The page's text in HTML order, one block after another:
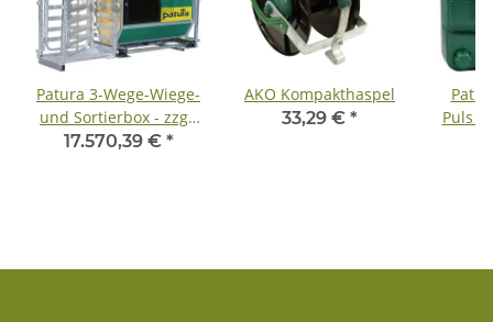
Patura 3-Wege-Wiege-
und Sortierbox - zzgl.
Fracht
17.570,39 € *
AKO Kompakthaspel
33,29 € *
Puls -